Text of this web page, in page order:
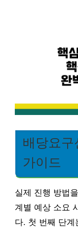
배당요구
가이드
실제 진행 방법
계별 예상 소요
다. 첫 번째 단계